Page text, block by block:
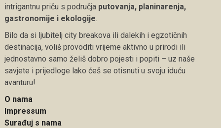
intrigantnu priču s područja putovanja, planinarenja,
gastronomije i ekologije
Bilo da si ljubitelj city breakova ili dalekih i egzotičnih
destinacija, voliš provoditi vrijeme aktivno u prirodi ili
jednostavno samo želiš dobro pojesti i popiti – uz naše
savjete i prijedloge lako ćeš se otisnuti u svoju iduću
avanturu!
O nama
Impressum
Surađuj s nama